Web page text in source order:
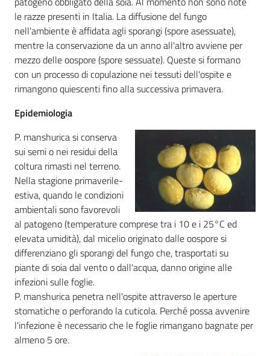
le razze presenti in Italia. La diffusione del fungo
nell'ambiente è affidata agli sporangi (spore asessuate),
mentre la conservazione da un anno all'altro avviene per
mezzo delle oospore (spore sessuate). Queste si formano
con un processo di copulazione nei tessuti dell'ospite e
rimangono quiescenti fino alla successiva primavera.
Epidemiologia
P. manshurica si conserva
sui semi o nei residui della
coltura rimasti nel terreno.
Nella stagione primaverile-
estiva, quando le condizioni
ambientali sono favorevoli
al patogeno (temperature comprese tra i 10 e i 25°C ed
elevata umidità), dal micelio originato dalle oospore si
differenziano gli sporangi del fungo che, trasportati su
piante di soia dal vento o dall'acqua, danno origine alle
infezioni sulle foglie.
P. manshurica penetra nell'ospite attraverso le aperture
stomatiche o perforando la cuticola. Perché possa avvenire
l'infezione è necessario che le foglie rimangano bagnate per
almeno 5 ore.